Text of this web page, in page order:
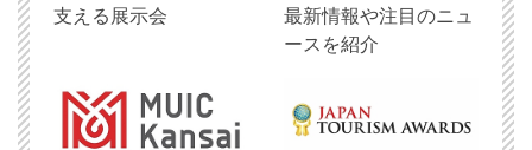
支える展示会
最新情報や注目のニュ
ースを紹介